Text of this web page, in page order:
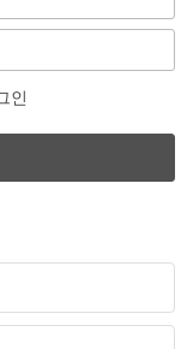
인